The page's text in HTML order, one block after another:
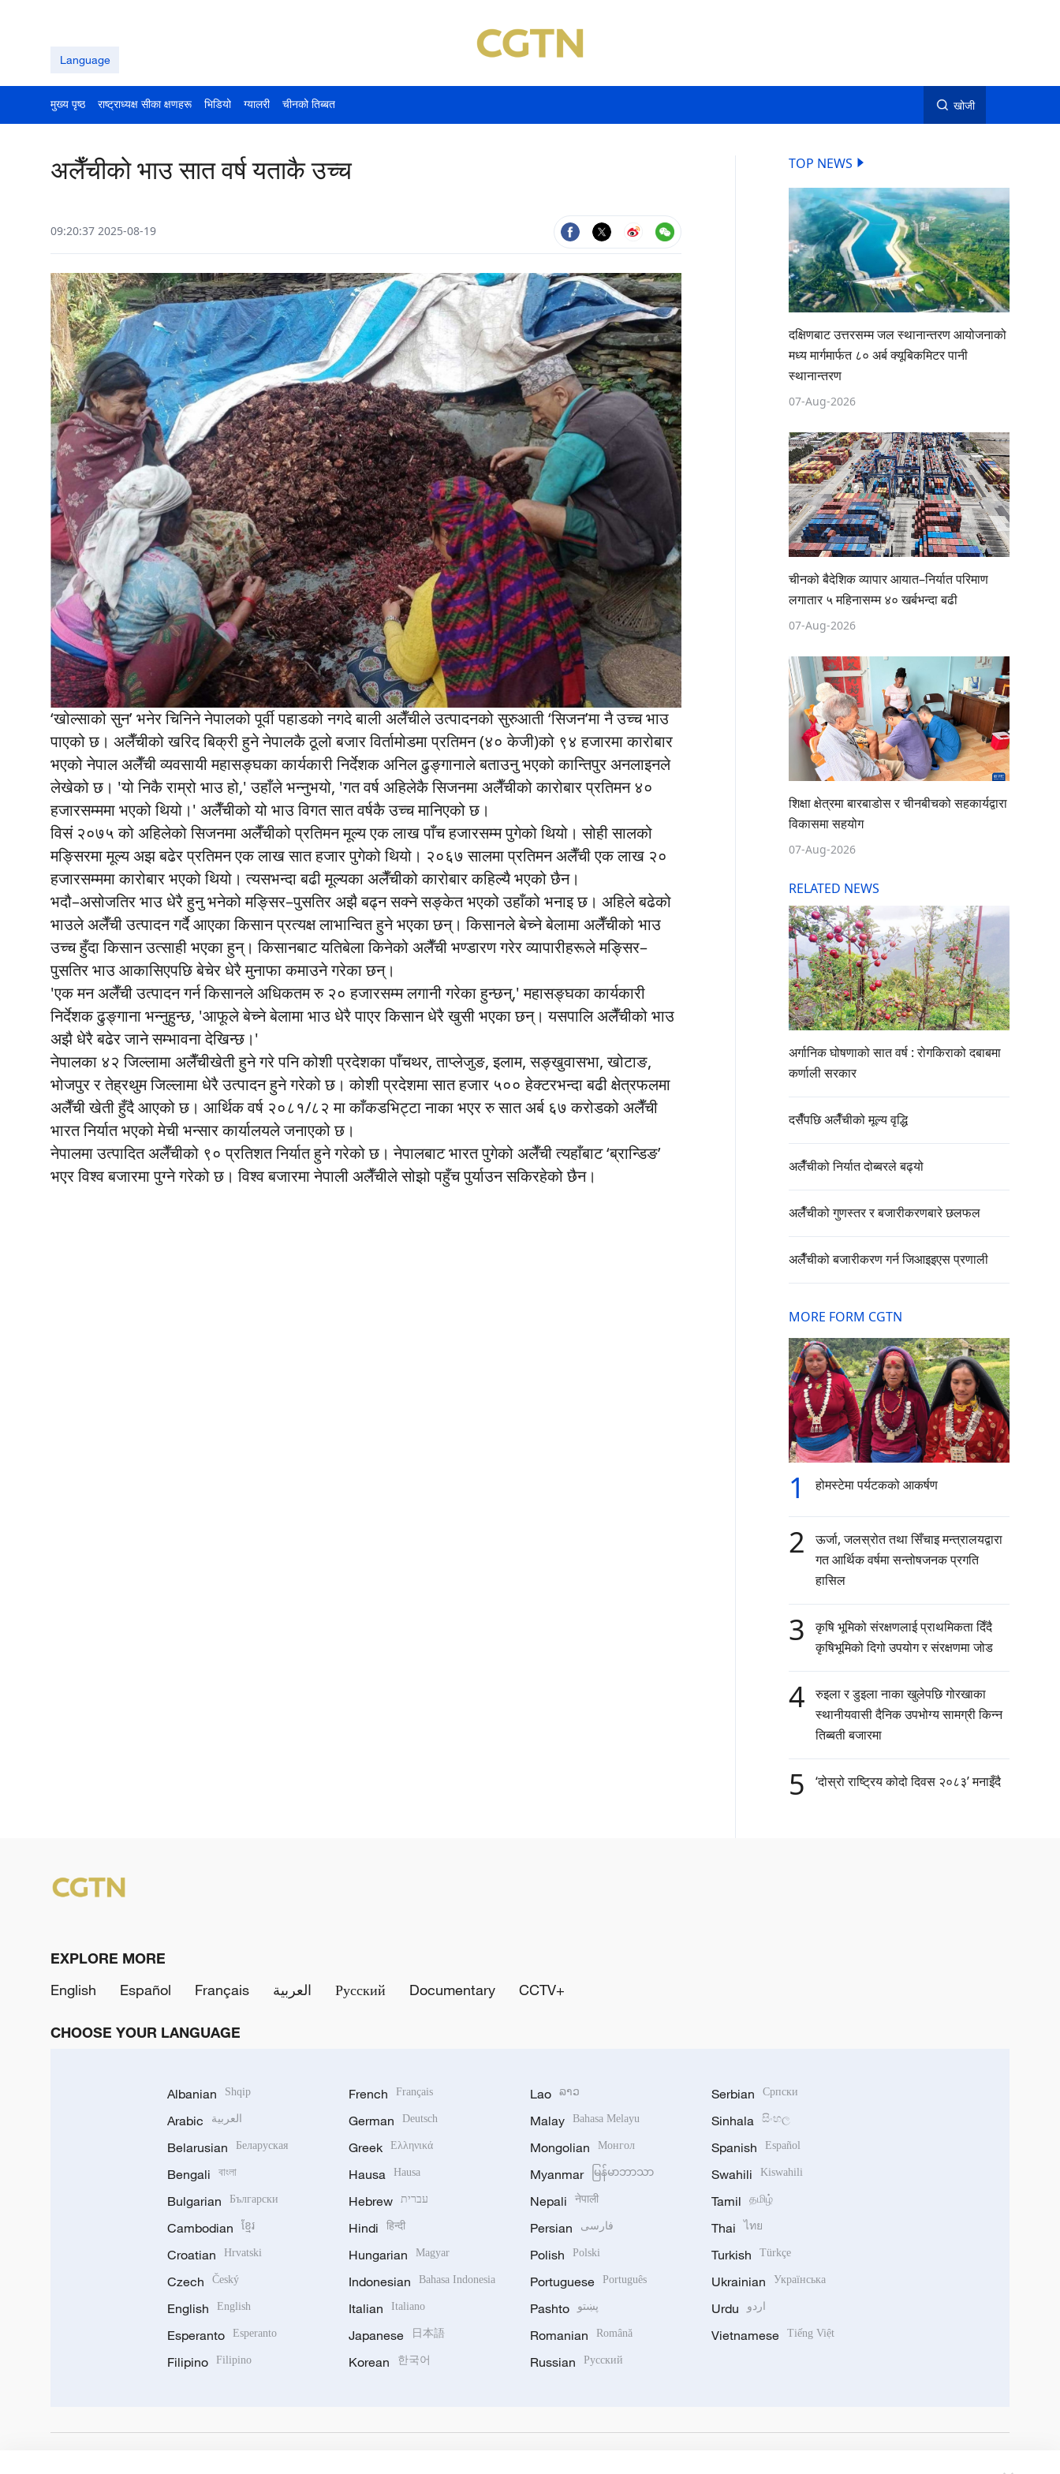
Language
मुख्य पृष्ठ राष्ट्राध्यक्ष सीका क्षणहरू भिडियो ग्यालरी चीनको तिब्बत खोजी
अलैँचीको भाउ सात वर्ष यताकै उच्च
09:20:37 2025-08-19
‘खोल्साको सुन’ भनेर चिनिने नेपालको पूर्वी पहाडको नगदे बाली अलैँचीले उत्पादनको सुरुआती ‘सिजन’मा नै उच्च भाउ
पाएको छ। अलैँचीको खरिद बिक्री हुने नेपालकै ठूलो बजार विर्तामोडमा प्रतिमन (४० केजी)को ९४ हजारमा कारोबार
भएको नेपाल अलैँची व्यवसायी महासङ्घका कार्यकारी निर्देशक अनिल ढुङ्गानाले बताउनु भएको कान्तिपुर अनलाइनले
लेखेको छ। 'यो निकै राम्रो भाउ हो,' उहाँले भन्नुभयो, 'गत वर्ष अहिलेकै सिजनमा अलैँचीको कारोबार प्रतिमन ४०
हजारसम्ममा भएको थियो।' अलैँचीको यो भाउ विगत सात वर्षकै उच्च मानिएको छ।
विसं २०७५ को अहिलेको सिजनमा अलैँचीको प्रतिमन मूल्य एक लाख पाँच हजारसम्म पुगेको थियो। सोही सालको
मङ्सिरमा मूल्य अझ बढेर प्रतिमन एक लाख सात हजार पुगेको थियो। २०६७ सालमा प्रतिमन अलैँची एक लाख २०
हजारसम्ममा कारोबार भएको थियो। त्यसभन्दा बढी मूल्यका अलैँचीको कारोबार कहिल्यै भएको छैन।
भदौ–असोजतिर भाउ धेरै हुनु भनेको मङ्सिर–पुसतिर अझै बढ्न सक्ने सङ्केत भएको उहाँको भनाइ छ। अहिले बढेको
भाउले अलैँची उत्पादन गर्दै आएका किसान प्रत्यक्ष लाभान्वित हुने भएका छन्। किसानले बेच्ने बेलामा अलैँचीको भाउ
उच्च हुँदा किसान उत्साही भएका हुन्। किसानबाट यतिबेला किनेको अलैँची भण्डारण गरेर व्यापारीहरूले मङ्सिर–
पुसतिर भाउ आकासिएपछि बेचेर धेरै मुनाफा कमाउने गरेका छन्।
'एक मन अलैँची उत्पादन गर्न किसानले अधिकतम रु २० हजारसम्म लगानी गरेका हुन्छन्,' महासङ्घका कार्यकारी
निर्देशक ढुङ्गाना भन्नुहुन्छ, 'आफूले बेच्ने बेलामा भाउ धेरै पाएर किसान धेरै खुसी भएका छन्। यसपालि अलैँचीको भाउ
अझै धेरै बढेर जाने सम्भावना देखिन्छ।'
नेपालका ४२ जिल्लामा अलैँचीखेती हुने गरे पनि कोशी प्रदेशका पाँचथर, ताप्लेजुङ, इलाम, सङ्खुवासभा, खोटाङ,
भोजपुर र तेह्रथुम जिल्लामा धेरै उत्पादन हुने गरेको छ। कोशी प्रदेशमा सात हजार ५०० हेक्टरभन्दा बढी क्षेत्रफलमा
अलैँची खेती हुँदै आएको छ। आर्थिक वर्ष २०८१/८२ मा काँकडभिट्टा नाका भएर रु सात अर्ब ६७ करोडको अलैँची
भारत निर्यात भएको मेची भन्सार कार्यालयले जनाएको छ।
नेपालमा उत्पादित अलैँचीको ९० प्रतिशत निर्यात हुने गरेको छ। नेपालबाट भारत पुगेको अलैँची त्यहाँबाट ‘ब्रान्डिङ’
भएर विश्व बजारमा पुग्ने गरेको छ। विश्व बजारमा नेपाली अलैँचीले सोझो पहुँच पुर्याउन सकिरहेको छैन।
TOP NEWS
दक्षिणबाट उत्तरसम्म जल स्थानान्तरण आयोजनाको
मध्य मार्गमार्फत ८० अर्ब क्यूबिकमिटर पानी
स्थानान्तरण
07-Aug-2026
चीनको बैदेशिक व्यापार आयात–निर्यात परिमाण
लगातार ५ महिनासम्म ४० खर्बभन्दा बढी
07-Aug-2026
शिक्षा क्षेत्रमा बारबाडोस र चीनबीचको सहकार्यद्वारा
विकासमा सहयोग
07-Aug-2026
RELATED NEWS
अर्गानिक घोषणाको सात वर्ष : रोगकिराको दबाबमा
कर्णाली सरकार
दसैँपछि अलैँचीको मूल्य वृद्धि
अलैँचीको निर्यात दोब्बरले बढ्यो
अलैँचीको गुणस्तर र बजारीकरणबारे छलफल
अलैँचीको बजारीकरण गर्न जिआइइएस प्रणाली
MORE FORM CGTN
1 होमस्टेमा पर्यटकको आकर्षण
2
ऊर्जा, जलस्रोत तथा सिँचाइ मन्त्रालयद्वारा
गत आर्थिक वर्षमा सन्तोषजनक प्रगति
हासिल
3
कृषि भूमिको संरक्षणलाई प्राथमिकता दिँदै
कृषिभूमिको दिगो उपयोग र संरक्षणमा जोड
4
रुइला र डुइला नाका खुलेपछि गोरखाका
स्थानीयवासी दैनिक उपभोग्य सामग्री किन्न
तिब्बती बजारमा
5 ‘दोस्रो राष्ट्रिय कोदो दिवस २०८३’ मनाइँदै
EXPLORE MORE
English
Español Français العربية Русский Documentary CCTV+
CHOOSE YOUR LANGUAGE
Albanian Shqip
Arabic العربية
Belarusian Беларуская
Bengali বাংলা
Bulgarian Български
Cambodian ខ្មែរ
Croatian Hrvatski
Czech Český
English English
Esperanto Esperanto
Filipino Filipino
French Français
German Deutsch
Greek Ελληνικά
Hausa Hausa
Hebrew עברית
Hindi हिन्दी
Hungarian Magyar
Indonesian Bahasa Indonesia
Italian Italiano
Japanese 日本語
Korean 한국어
Lao ລາວ
Malay Bahasa Melayu
Mongolian Монгол
Myanmar မြန်မာဘာသာ
Nepali नेपाली
Persian فارسی
Polish Polski
Portuguese Português
Pashto پښتو
Romanian Română
Russian Русский
Serbian Српски
Sinhala සිංහල
Spanish Español
Swahili Kiswahili
Tamil தமிழ்
Thai ไทย
Turkish Türkçe
Ukrainian Українська
Urdu اردو
Vietnamese Tiếng Việt